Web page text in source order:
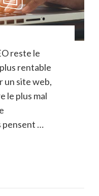
reste le
rentable
un site web,
le plus mal
pensent …